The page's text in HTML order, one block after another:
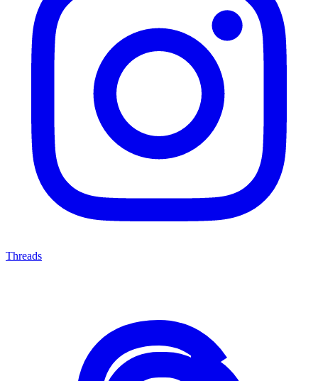
Threads